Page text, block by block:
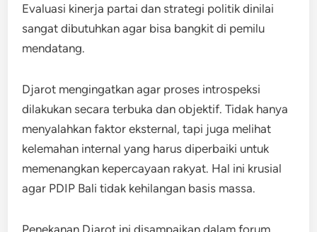
Evaluasi kinerja partai dan strategi politik dinilai
sangat dibutuhkan agar bisa bangkit di pemilu
mendatang.
Djarot mengingatkan agar proses introspeksi
dilakukan secara terbuka dan objektif. Tidak hanya
menyalahkan faktor eksternal, tapi juga melihat
kelemahan internal yang harus diperbaiki untuk
memenangkan kepercayaan rakyat. Hal ini krusial
agar PDIP Bali tidak kehilangan basis massa.
Penekanan Djarot ini disampaikan dalam forum